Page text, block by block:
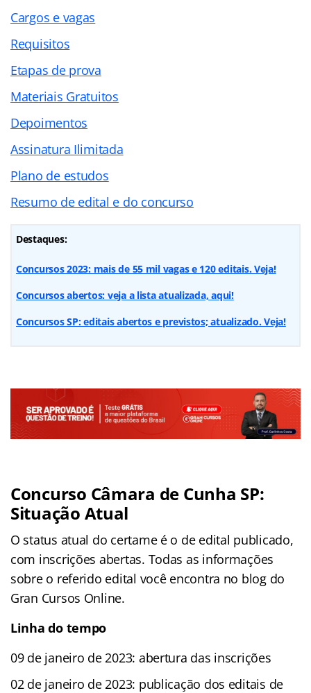
Cargos e vagas
Requisitos
Etapas de prova
Materiais Gratuitos
Depoimentos
Assinatura Ilimitada
Plano de estudos
Resumo de edital e do concurso
Destaques:
Concursos 2023: mais de 55 mil vagas e 120 editais. Veja!
Concursos abertos: veja a lista atualizada, aqui!
Concursos SP: editais abertos e previstos; atualizado. Veja!
Concurso Câmara de Cunha SP:
Situação Atual
O status atual do certame é o de edital publicado,
com inscrições abertas. Todas as informações
sobre o referido edital você encontra no blog do
Gran Cursos Online.
Linha do tempo
09 de janeiro de 2023: abertura das inscrições
02 de janeiro de 2023: publicação dos editais de